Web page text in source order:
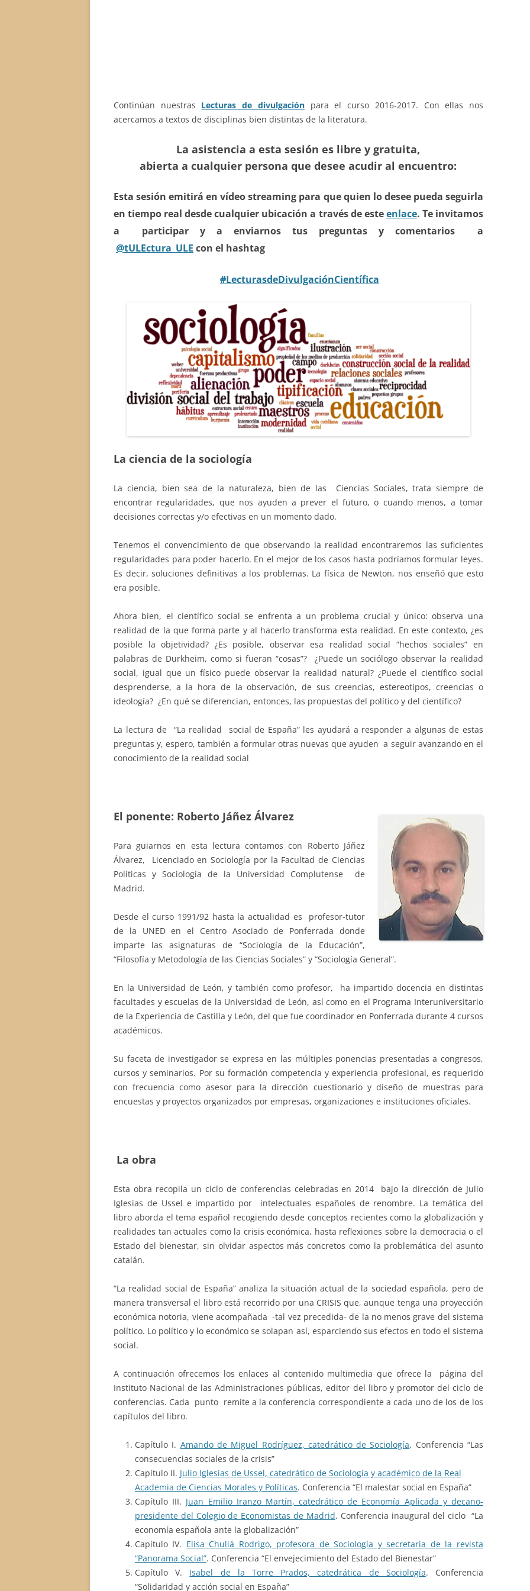
Continúan nuestras Lecturas de divulgación para el curso 2016-2017. Con ellas nos
acercamos a textos de disciplinas bien distintas de la literatura.
La asistencia a esta sesión es libre y gratuita,
abierta a cualquier persona que desee acudir al encuentro:
Esta sesión emitirá en vídeo streaming para que quien lo desee pueda seguirla
en tiempo real desde cualquier ubicación a través de esteenlace. Te invitamos
a participar y a enviarnos tus preguntas y comentarios a
@tULEctura_ULE con el hashtag
#LecturasdeDivulgaciónCientífica
La ciencia de la sociología
La ciencia, bien sea de la naturaleza, bien de las Ciencias Sociales, trata siempre de
encontrar regularidades, que nos ayuden a prever el futuro, o cuando menos, a tomar
decisiones correctas y/o efectivas en un momento dado.
Tenemos el convencimiento de que observando la realidad encontraremos las suficientes
regularidades para poder hacerlo. En el mejor de los casos hasta podríamos formular leyes.
Es decir, soluciones definitivas a los problemas. La física de Newton, nos enseñó que esto
era posible.
Ahora bien, el científico social se enfrenta a un problema crucial y único: observa una
realidad de la que forma parte y al hacerlo transforma esta realidad. En este contexto, ¿es
posible la objetividad? ¿Es posible, observar esa realidad social “hechos sociales” en
palabras de Durkheim, como si fueran “cosas”? ¿Puede un sociólogo observar la realidad
social, igual que un físico puede observar la realidad natural? ¿Puede el científico social
desprenderse, a la hora de la observación, de sus creencias, estereotipos, creencias o
ideología? ¿En qué se diferencian, entonces, las propuestas del político y del científico?
La lectura de “La realidad social de España” les ayudará a responder a algunas de estas
preguntas y, espero, también a formular otras nuevas que ayuden a seguir avanzando en el
conocimiento de la realidad social
El ponente: Roberto Jáñez Álvarez
Para guiarnos en esta lectura contamos con Roberto Jáñez
Álvarez, Licenciado en Sociología por la Facultad de Ciencias
Políticas y Sociología de la Universidad Complutense de
Madrid.
Desde el curso 1991/92 hasta la actualidad es profesor-tutor
de la UNED en el Centro Asociado de Ponferrada donde
imparte las asignaturas de “Sociología de la Educación”,
“Filosofía y Metodología de las Ciencias Sociales” y “Sociología General”.
En la Universidad de León, y también como profesor, ha impartido docencia en distintas
facultades y escuelas de la Universidad de León, así como en el Programa Interuniversitario
de la Experiencia de Castilla y León, del que fue coordinador en Ponferrada durante 4 cursos
académicos.
Su faceta de investigador se expresa en las múltiples ponencias presentadas a congresos,
cursos y seminarios. Por su formación competencia y experiencia profesional, es requerido
con frecuencia como asesor para la dirección cuestionario y diseño de muestras para
encuestas y proyectos organizados por empresas, organizaciones e instituciones oficiales.
La obra
Esta obra recopila un ciclo de conferencias celebradas en 2014 bajo la dirección de Julio
Iglesias de Ussel e impartido por intelectuales españoles de renombre. La temática del
libro aborda el tema español recogiendo desde conceptos recientes como la globalización y
realidades tan actuales como la crisis económica, hasta reflexiones sobre la democracia o el
Estado del bienestar, sin olvidar aspectos más concretos como la problemática del asunto
catalán.
“La realidad social de España” analiza la situación actual de la sociedad española, pero de
manera transversal el libro está recorrido por una CRISIS que, aunque tenga una proyección
económica notoria, viene acompañada -tal vez precedida- de la no menos grave del sistema
político. Lo político y lo económico se solapan así, esparciendo sus efectos en todo el sistema
social.
A continuación ofrecemos los enlaces al contenido multimedia que ofrece la página del
Instituto Nacional de las Administraciones públicas, editor del libro y promotor del ciclo de
conferencias. Cada punto remite a la conferencia correspondiente a cada uno de los de los
capítulos del libro.
Capítulo I. Amando de Miguel Rodríguez, catedrático de Sociología. Conferencia “Las
consecuencias sociales de la crisis”
Capítulo II. Julio Iglesias de Ussel, catedrático de Sociología y académico de la Real
Academia de Ciencias Morales y Políticas. Conferencia “El malestar social en España”
Capítulo III. Juan Emilio Iranzo Martín, catedrático de Economía Aplicada y decano-
presidente del Colegio de Economistas de Madrid. Conferencia inaugural del ciclo “La
economía española ante la globalización”
Capítulo IV. Elisa Chuliá Rodrigo, profesora de Sociología y secretaria de la revista
“Panorama Social”. Conferencia “El envejecimiento del Estado del Bienestar”
Capítulo V. Isabel de la Torre Prados, catedrática de Sociología. Conferencia
“Solidaridad y acción social en España”